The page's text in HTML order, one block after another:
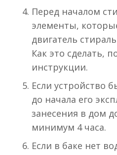
Перед началом
элементы,
двигатель
Как это сделать,
инструкции.
Если устройство
до начала его
занесения в дом
минимум 4 часа.
Если в баке нет